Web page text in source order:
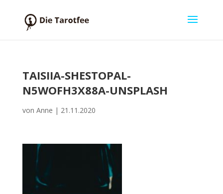
TAISIIA-SHESTOPAL-
N5WOFH3X88A-UNSPLASH
von Anne | 21.11.2020